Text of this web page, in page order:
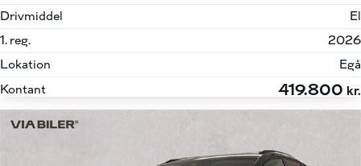
Drivmiddel
El
1. reg.
2026
Lokation
Egå
Kontant
419.800 kr.